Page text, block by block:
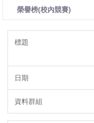
新生專區
升學專區
課程計畫
防疫期間輔導專區
榮譽榜(校內競賽)